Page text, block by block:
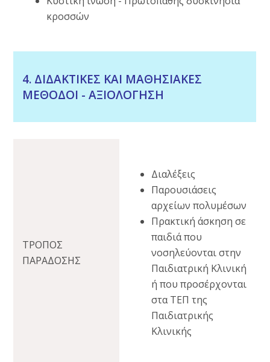
κροσσών
4. ΔΙΔΑΚΤΙΚΕΣ ΚΑΙ ΜΑΘΗΣΙΑΚΕΣ
ΜΕΘΟΔΟΙ - ΑΞΙΟΛΟΓΗΣΗ
ΤΡΟΠΟΣ
ΠΑΡΑΔΟΣΗΣ
Διαλέξεις
Παρουσιάσεις
αρχείων πολυμέσων
Πρακτική άσκηση σε
παιδιά που
νοσηλεύονται στην
Παιδιατρική Κλινική
ή που προσέρχονται
στα ΤΕΠ της
Παιδιατρικής
Κλινικής